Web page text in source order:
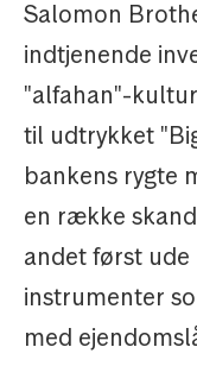
Salomon
indtjenende
"alfahan"-
til udtrykket
bankens rygte
en række
andet først ude
instrumenter
med